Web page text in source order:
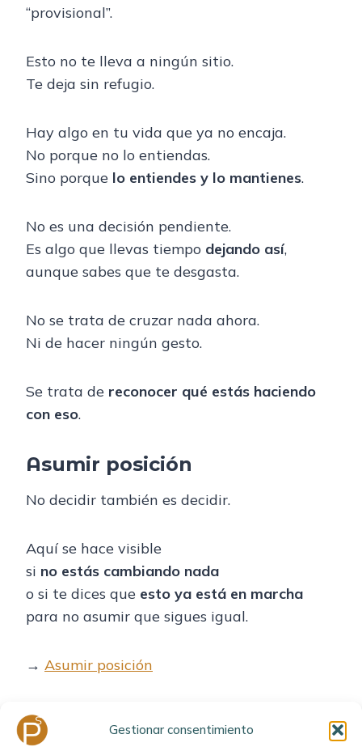
Gestionar consentimiento
“provisional”.
Esto no te lleva a ningún sitio.
Te deja sin refugio.
Hay algo en tu vida que ya no encaja.
No porque no lo entiendas.
Sino porque lo entiendes y lo mantienes.
No es una decisión pendiente.
Es algo que llevas tiempo dejando así,
aunque sabes que te desgasta.
No se trata de cruzar nada ahora.
Ni de hacer ningún gesto.
Se trata de reconocer qué estás haciendo
con eso.
Asumir posición
No decidir también es decidir.
Aquí se hace visible
si no estás cambiando nada
o si te dices que esto ya está en marcha
para no asumir que sigues igual.
→ Asumir posición
Si después de pasar por aquí
sigues sabiendo que no puedes continuar así,